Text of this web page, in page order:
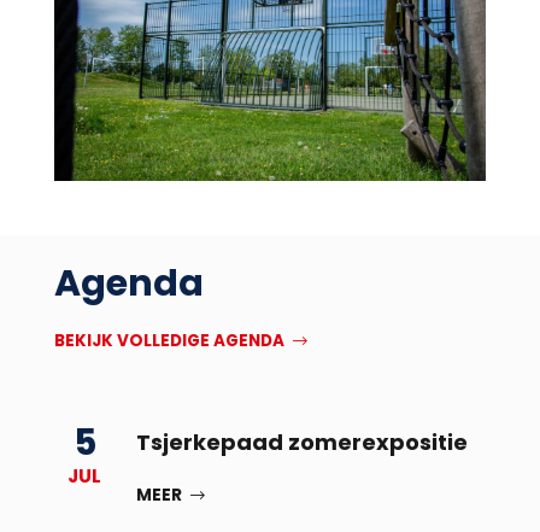
Agenda
BEKIJK VOLLEDIGE AGENDA
5
JUL
Tsjerkepaad zomerexpositie
MEER